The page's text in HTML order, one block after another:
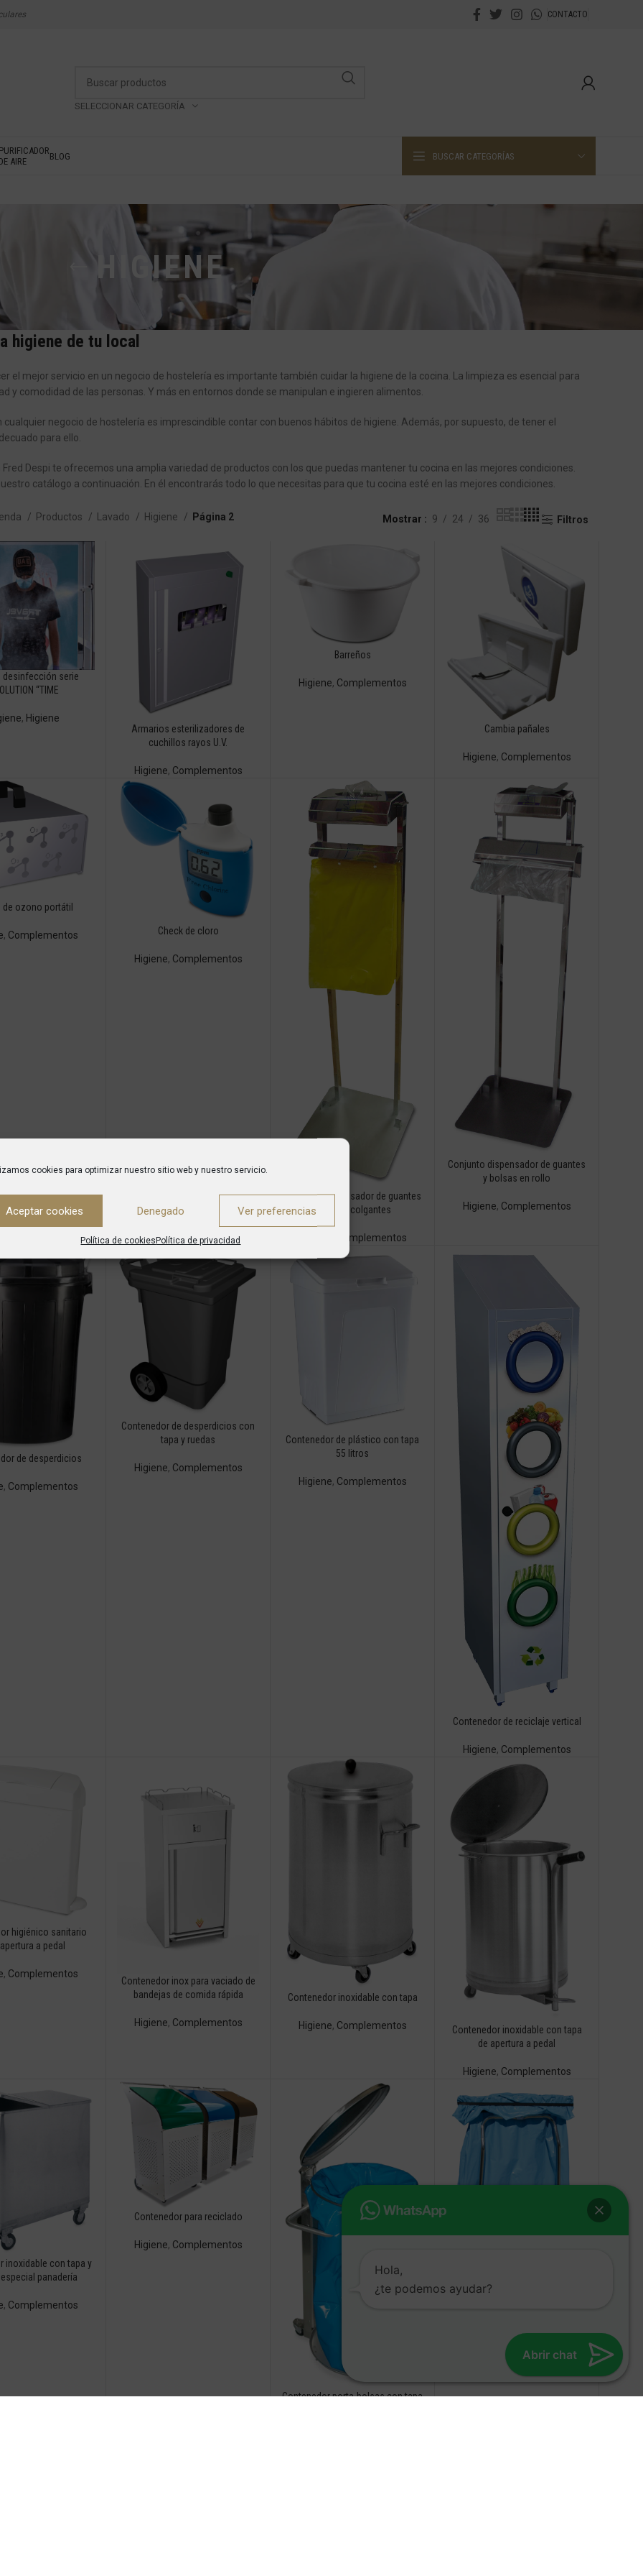
cookies para optimizar nuestro sitio web y nuestro servicio.
Aceptar cookies Denegado Ver preferencias
Política de cookiesPolítica de privacidad
CONTACTO
SELECCIONAR CATEGORÍA
AIRE
BLOG BUSCAR CATEGORÍAS
HIGIENE
higiene de tu local
el mejor servicio en un negocio de hostelería es importante también cuidar la higiene de la cocina. La limpieza es esencial para
y comodidad de las personas. Y más en entornos donde se manipulan e ingieren alimentos.
cualquier negocio de hostelería es imprescindible contar con buenos hábitos de higiene. Además, por supuesto, de tener el
para ello.
Fred Despi te ofrecemos una amplia variedad de productos con los que puedas mantener tu cocina en las mejores condiciones.
catálogo a continuación. En él encontrarás todo lo que necesitas para que tu cocina esté en las mejores condiciones.
Productos Lavado Higiene Página 2 Mostrar 9 24 36 Filtros
desinfección serie
“TIME
, Higiene
Armarios esterilizadores de
cuchillos rayos U.V.
Higiene, Complementos
Barreños
Higiene, Complementos
Cambia pañales
Higiene, Complementos
de ozono portátil
, Complementos Check de cloro
Higiene, Complementos
Conjunto dispensador de guantes
y bolsas colgantes
Complementos
Conjunto dispensador de guantes
y bolsas en rollo
Higiene, Complementos
de desperdicios
, Complementos
Contenedor de desperdicios con
tapa y ruedas
Higiene, Complementos
Contenedor de plástico con tapa
55 litros
Higiene, Complementos
Contenedor de reciclaje vertical
Higiene, Complementos
higiénico sanitario
a pedal
, Complementos
Contenedor inox para vaciado de
bandejas de comida rápida
Higiene, Complementos
Contenedor inoxidable con tapa
Higiene, Complementos
Contenedor inoxidable con tapa
de apertura a pedal
Higiene, Complementos
inoxidable con tapa y
panadería
, Complementos
Contenedor para reciclado
Higiene, Complementos
Contenedor porta-bolsas con tapa
“tijera”, apertura a pedal
Complementos
Abrir chat
Hola,
¿te podemos ayudar?